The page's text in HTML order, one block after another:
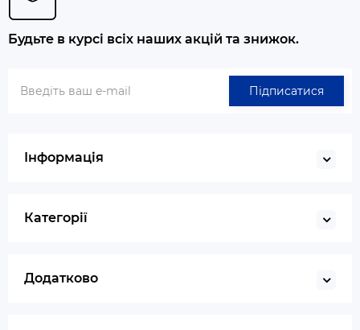
Будьте в курсі всіх наших акцій та знижок.
Підписатися
Інформація
Категорії
Додатково